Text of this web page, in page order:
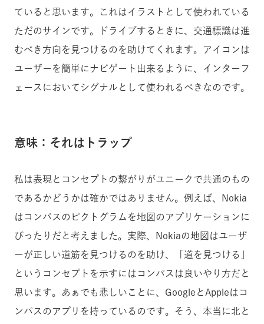
ていると思います。これはイラストとして使われている
ただのサインです。ドライブするときに、交通標識は進
むべき方向を見つけるのを助けてくれます。アイコンは
ユーザーを簡単にナビゲート出来るように、インターフ
ェースにおいてシグナルとして使われるべきなのです。
意味：それはトラップ
私は表現とコンセプトの繋がりがユニークで共通のもの
であるかどうかは確かではありません。例えば、Nokia
はコンパスのピクトグラムを地図のアプリケーションに
ぴったりだと考えました。実際、Nokiaの地図はユーザ
ーが正しい道筋を見つけるのを助け、「道を見つける」
というコンセプトを示すにはコンパスは良いやり方だと
思います。あぁでも悲しいことに、GoogleとAppleはコ
ンパスのアプリを持っているのです。そう、本当に北と